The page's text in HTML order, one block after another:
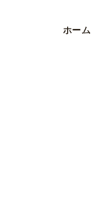
ホーム